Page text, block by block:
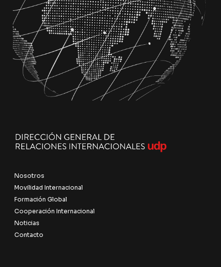
Nosotros
Movilidad Internacional
Formación Global
Cooperación Internacional
Noticias
Contacto